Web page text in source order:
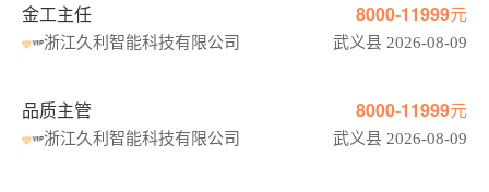
金工主任 8000-11999元
浙江久利智能科技有限公司 武义县 2026-08-09
品质主管 8000-11999元
浙江久利智能科技有限公司 武义县 2026-08-09